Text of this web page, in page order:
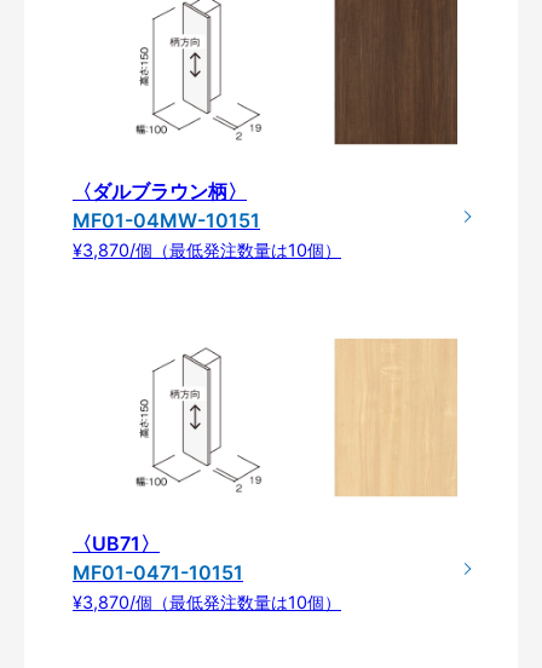
〈ダルブラウン柄〉
MF01-04MW-10151
¥3,870/個（最低発注数量は10個）
〈UB71〉
MF01-0471-10151
¥3,870/個（最低発注数量は10個）